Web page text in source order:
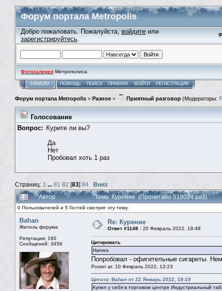
Форум портала Metropolis
Добро пожаловать. Пожалуйста, войдите или
зарегистрируйтесь.
Фотогалерея Метрополиса
НАЧАЛО ПОМОЩЬ ПОИСК ПРАВИЛА ВОЙТИ РЕГИСТРАЦИЯ
Форум портала Metropolis > Разное > Приятный разговор (Модераторы:
Голосование
Вопрос: Курите ли вы?
Да
Нет
Пробовал хоть 1 раз
Страниц: 1 ... 81 82 [83] 84
Вниз
Автор
Тема: Курение (Прочитано 519024 раз)
0 Пользователей и 5 Гостей смотрят эту тему.
Bahan
Житель форума
Репутация: 160
Сообщений: 3456
Re: Курение
Ответ #1148 : 20 Февраль 2022, 19:48
Цитировать
Harves
Попробовал - офигительные сигареты.
Postet at: 10 Февраль 2022, 13:23
Цитата: Bahan от 22 Январь 2022, 18:19
Купил у себя в торговом центре Индустриальный